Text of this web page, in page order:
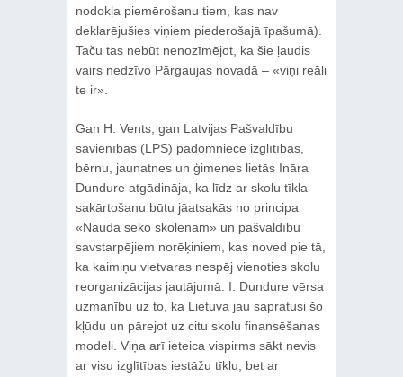
nodokļa piemērošanu tiem, kas nav
deklarējušies viņiem piederošajā īpašumā).
Taču tas nebūt nenozīmējot, ka šie ļaudis
vairs nedzīvo Pārgaujas novadā – «viņi reāli
te ir».
Gan H. Vents, gan Latvijas Pašvaldību
savienības (LPS) padomniece izglītības,
bērnu, jaunatnes un ģimenes lietās Ināra
Dundure atgādināja, ka līdz ar skolu tīkla
sakārtošanu būtu jāatsakās no principa
«Nauda seko skolēnam» un pašvaldību
savstarpējiem norēķiniem, kas noved pie tā,
ka kaimiņu vietvaras nespēj vienoties skolu
reorganizācijas jautājumā. I. Dundure vērsa
uzmanību uz to, ka Lietuva jau sapratusi šo
kļūdu un pārejot uz citu skolu finansēšanas
modeli. Viņa arī ieteica vispirms sākt nevis
ar visu izglītības iestāžu tīklu, bet ar